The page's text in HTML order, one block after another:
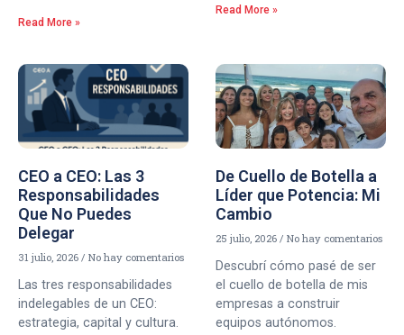
Read More »
Read More »
CEO a CEO: Las 3
Responsabilidades
Que No Puedes
Delegar
31 julio, 2026 No hay comentarios
Las tres responsabilidades
indelegables de un CEO:
estrategia, capital y cultura.
De Cuello de Botella a
Líder que Potencia: Mi
Cambio
25 julio, 2026 No hay comentarios
Descubrí cómo pasé de ser
el cuello de botella de mis
empresas a construir
equipos autónomos.